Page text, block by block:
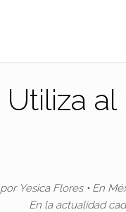
Utiliza
por Yesica Flores • En
En la actualidad